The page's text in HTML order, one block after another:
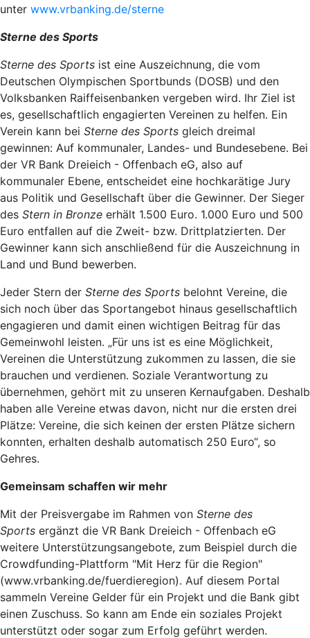
unter www.vrbanking.de/sterne
Sterne des Sports
Sterne des Sports ist eine Auszeichnung, die vom
Deutschen Olympischen Sportbunds (DOSB) und den
Volksbanken Raiffeisenbanken vergeben wird. Ihr Ziel ist
es, gesellschaftlich engagierten Vereinen zu helfen. Ein
Verein kann bei Sterne des Sports gleich dreimal
gewinnen: Auf kommunaler, Landes- und Bundesebene. Bei
der VR Bank Dreieich - Offenbach eG, also auf
kommunaler Ebene, entscheidet eine hochkarätige Jury
aus Politik und Gesellschaft über die Gewinner. Der Sieger
des Stern in Bronze erhält 1.500 Euro. 1.000 Euro und 500
Euro entfallen auf die Zweit- bzw. Drittplatzierten. Der
Gewinner kann sich anschließend für die Auszeichnung in
Land und Bund bewerben.
Jeder Stern der Sterne des Sports belohnt Vereine, die
sich noch über das Sportangebot hinaus gesellschaftlich
engagieren und damit einen wichtigen Beitrag für das
Gemeinwohl leisten. „Für uns ist es eine Möglichkeit,
Vereinen die Unterstützung zukommen zu lassen, die sie
brauchen und verdienen. Soziale Verantwortung zu
übernehmen, gehört mit zu unseren Kernaufgaben. Deshalb
haben alle Vereine etwas davon, nicht nur die ersten drei
Plätze: Vereine, die sich keinen der ersten Plätze sichern
konnten, erhalten deshalb automatisch 250 Euro“, so
Gehres.
Gemeinsam schaffen wir mehr
Mit der Preisvergabe im Rahmen von Sterne des
Sports ergänzt die VR Bank Dreieich - Offenbach eG
weitere Unterstützungsangebote, zum Beispiel durch die
Crowdfunding-Plattform "Mit Herz für die Region"
(www.vrbanking.de/fuerdieregion). Auf diesem Portal
sammeln Vereine Gelder für ein Projekt und die Bank gibt
einen Zuschuss. So kann am Ende ein soziales Projekt
unterstützt oder sogar zum Erfolg geführt werden.